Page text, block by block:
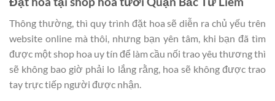
Thông thường, thì quy trình đặt hoa sẽ diễn ra chủ yếu trên
website online mà thôi, nhưng bạn yên tâm, khi bạn đã tìm
được một shop hoa uy tín để làm cầu nối trao yêu thương thì
sẽ không bao giờ phải lo lắng rằng, hoa sẽ không được trao
tay trực tiếp người được nhận.